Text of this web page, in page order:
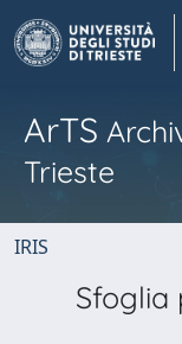
ArTS
Trieste
IRIS
Sfoglia